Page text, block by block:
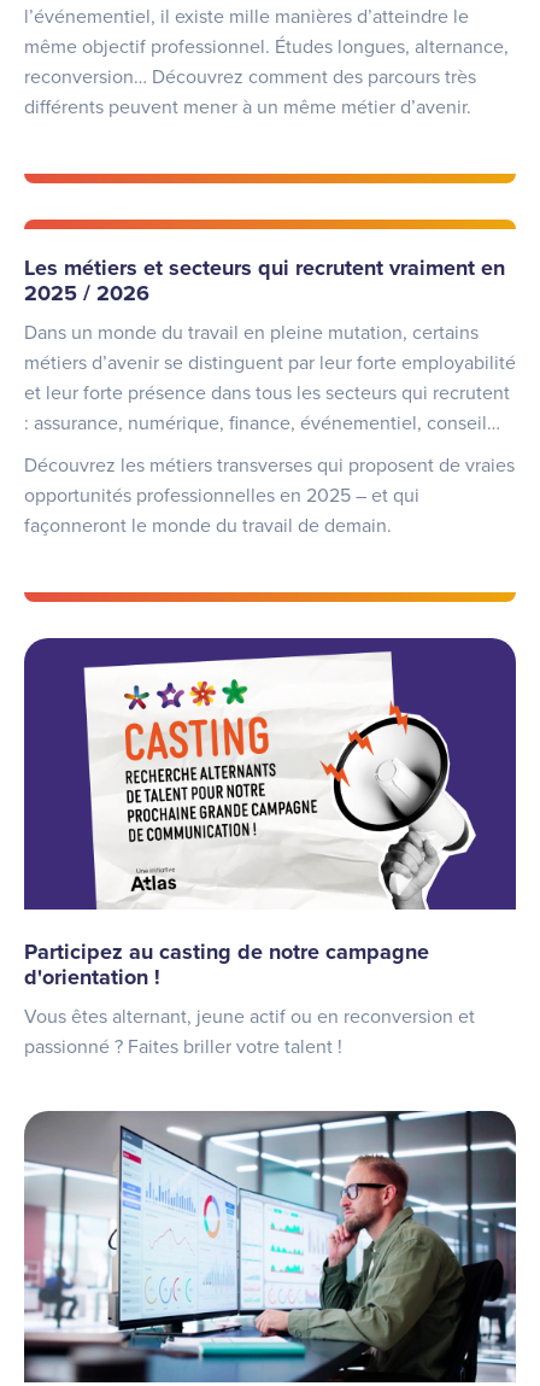
l’événementiel, il existe mille manières d’atteindre le
même objectif professionnel. Études longues, alternance,
reconversion… Découvrez comment des parcours très
différents peuvent mener à un même métier d’avenir.
Les métiers et secteurs qui recrutent vraiment en
2025 / 2026
Dans un monde du travail en pleine mutation, certains
métiers d’avenir se distinguent par leur forte employabilité
et leur forte présence dans tous les secteurs qui recrutent
: assurance, numérique, finance, événementiel, conseil…
Découvrez les métiers transverses qui proposent de vraies
opportunités professionnelles en 2025 – et qui
façonneront le monde du travail de demain.
Participez au casting de notre campagne
d'orientation !
Vous êtes alternant, jeune actif ou en reconversion et
passionné ? Faites briller votre talent !